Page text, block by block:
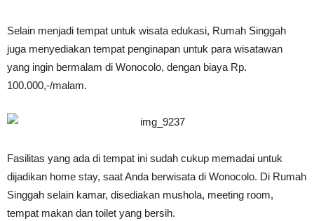
Selain menjadi tempat untuk wisata edukasi, Rumah Singgah
juga menyediakan tempat penginapan untuk para wisatawan
yang ingin bermalam di Wonocolo, dengan biaya Rp.
100.000,-/malam.
Fasilitas yang ada di tempat ini sudah cukup memadai untuk
dijadikan home stay, saat Anda berwisata di Wonocolo. Di Rumah
Singgah selain kamar, disediakan mushola, meeting room,
tempat makan dan toilet yang bersih.